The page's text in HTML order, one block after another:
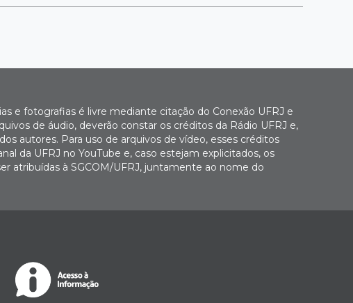
e fotografias é livre mediante citação do Conexão UFRJ e
de áudio, deverão constar os créditos da Rádio UFRJ e,
autores. Para uso de arquivos de vídeo, esses créditos
da UFRJ no YouTube e, caso estejam explicitados, os
atribuídas à SGCOM/UFRJ, juntamente ao nome do